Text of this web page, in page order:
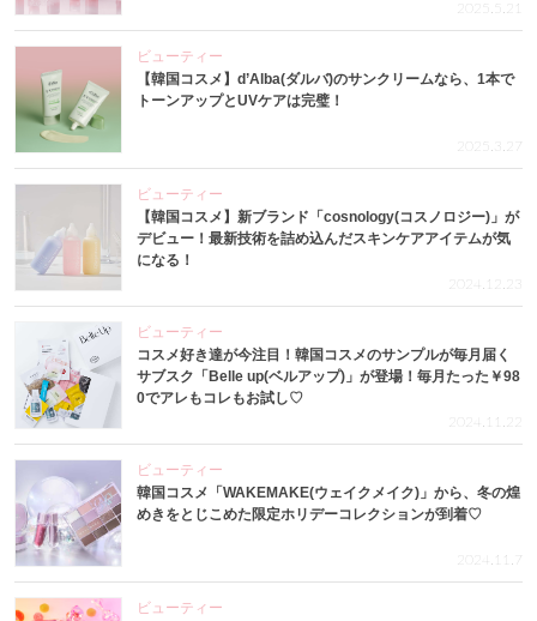
2025.5.21
ビューティー
【韓国コスメ】d’Alba(ダルバ)のサンクリームなら、1本で
トーンアップとUVケアは完璧！
2025.3.27
ビューティー
【韓国コスメ】新ブランド「cosnology(コスノロジー)」が
デビュー！最新技術を詰め込んだスキンケアアイテムが気
になる！
2024.12.23
ビューティー
コスメ好き達が今注目！韓国コスメのサンプルが毎月届く
サブスク「Belle up(ベルアップ)」が登場！毎月たった￥98
0でアレもコレもお試し♡
2024.11.22
ビューティー
韓国コスメ「WAKEMAKE(ウェイクメイク)」から、冬の煌
めきをとじこめた限定ホリデーコレクションが到着♡
2024.11.7
ビューティー